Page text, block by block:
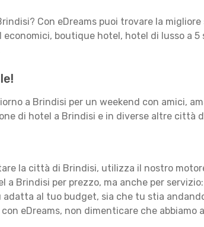
Con eDreams puoi trovare la
boutique hotel, hotel di lusso a 5
a Brindisi per un weekend con amici,
di hotel a Brindisi e in diverse altre città
la città di Brindisi, utilizza il nostro
Brindisi per prezzo, ma anche per
al tuo budget, sia che tu stia
eDreams, non dimenticare che abbiamo